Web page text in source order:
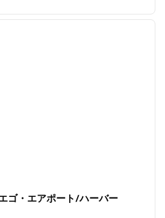
次の
ゴ・エアポート/ハーバー